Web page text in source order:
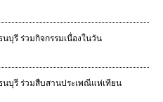
บุรี ร่วมกิจกรรมเนื่องในวัน
นบุรี ร่วมสืบสานประเพณีแห่เทียน